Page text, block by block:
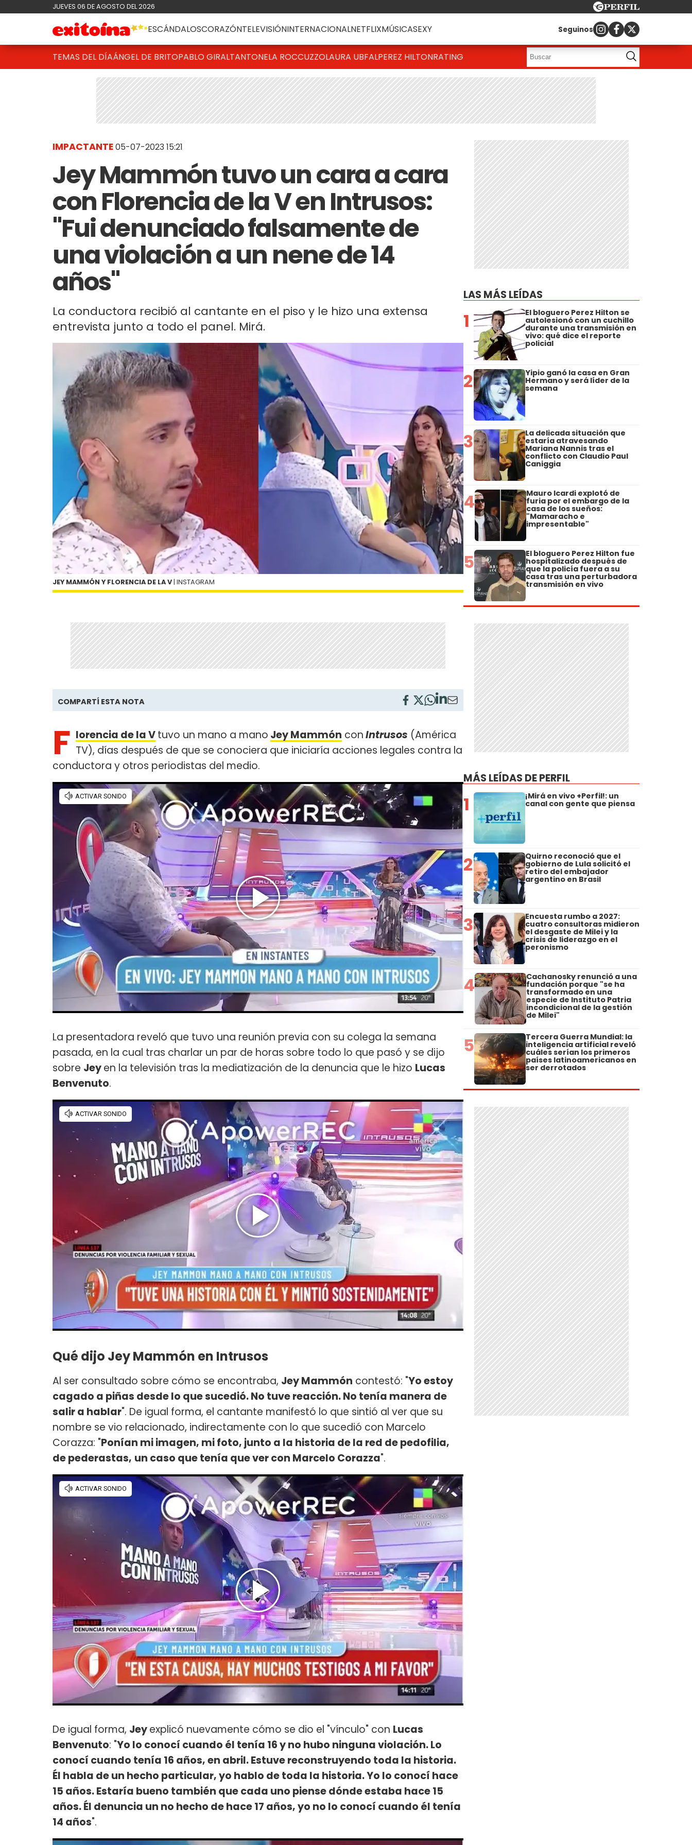
JUEVES 06 DE AGOSTO DEL 2026
ESCÁNDALOSCORAZÓNTELEVISIÓNINTERNACIONALNETFLIXMÚSICASEXY Seguinos
TEMAS DEL DÍAÁNGEL DE BRITOPABLO GIRALTANTONELA ROCCUZZOLAURA UBFALPEREZ HILTONRATING
IMPACTANTE05-07-2023 15:21
Jey Mammón tuvo un cara a cara
con Florencia de la V en Intrusos:
"Fui denunciado falsamente de
una violación a un nene de 14
años"
La conductora recibió al cantante en el piso y le hizo una extensa
entrevista junto a todo el panel. Mirá.
JEY MAMMÓN Y FLORENCIA DE LA V | INSTAGRAM
COMPARTÍ ESTA NOTA
F lorencia de la Vtuvo un mano a mano Jey Mammón conIntrusos (América
TV), días después de que se conociera que iniciaría acciones legales contra la
conductora y otros periodistas del medio.
La presentadora reveló que tuvo una reunión previa con su colega la semana
pasada, en la cual tras charlar un par de horas sobre todo lo que pasó y se dijo
sobre Jeyen la televisión tras la mediatización de la denuncia que le hizo Lucas
Benvenuto.
Qué dijo Jey Mammón en Intrusos
Al ser consultado sobre cómo se encontraba, Jey Mammón contestó: "Yo estoy
cagado a piñas desde lo que sucedió. No tuve reacción. No tenía manera de
salir a hablar". De igual forma, el cantante manifestó lo que sintió al ver que su
nombre se vio relacionado, indirectamente con lo que sucedió con Marcelo
Corazza: "Ponían mi imagen, mi foto, junto a la historia de la red de pedofilia,
de pederastas, un caso que tenía que ver con Marcelo Corazza".
De igual forma, Jeyexplicó nuevamente cómo se dio el "vínculo" con Lucas
Benvenuto: "Yo lo conocí cuando él tenía 16 y no hubo ninguna violación. Lo
conocí cuando tenía 16 años, en abril. Estuve reconstruyendo toda la historia.
Él habla de un hecho particular, yo hablo de toda la historia. Yo lo conocí hace
15 años. Estaría bueno también que cada uno piense dónde estaba hace 15
años. Él denuncia un no hecho de hace 17 años, yo no lo conocí cuando él tenía
14 años".
LAS MÁS LEÍDAS
1 El bloguero Perez Hilton se
autolesionó con un cuchillo
durante una transmisión en
vivo: qué dice el reporte
policial
2 Yipio ganó la casa en Gran
Hermano y será líder de la
semana
3 La delicada situación que
estaría atravesando
Mariana Nannis tras el
conflicto con Claudio Paul
Caniggia
4 Mauro Icardi explotó de
furia por el embargo de la
casa de los sueños:
"Mamaracho e
impresentable"
5 El bloguero Perez Hilton fue
hospitalizado después de
que la policía fuera a su
casa tras una perturbadora
transmisión en vivo
MÁS LEÍDAS DE PERFIL
1 ¡Mirá en vivo +Perfil!: un
canal con gente que piensa
2 Quirno reconoció que el
gobierno de Lula solicitó el
retiro del embajador
argentino en Brasil
3 Encuesta rumbo a 2027:
cuatro consultoras midieron
el desgaste de Milei y la
crisis de liderazgo en el
peronismo
4 Cachanosky renunció a una
fundación porque "se ha
transformado en una
especie de Instituto Patria
incondicional de la gestión
de Milei"
5 Tercera Guerra Mundial: la
inteligencia artificial reveló
cuáles serían los primeros
países latinoamericanos en
ser derrotados